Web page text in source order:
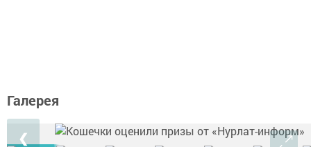
Галерея
❮